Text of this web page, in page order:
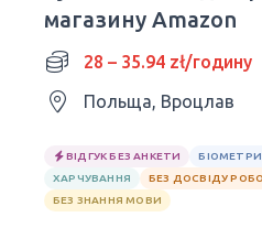
магазину Amazon
28 – 35.94 zł/годину
Польща, Вроцлав
ВІДГУК БЕЗ АНКЕТИ
ХАРЧУВАННЯ
БЕЗ ДОСВІДУ
БЕЗ ЗНАННЯ МОВИ